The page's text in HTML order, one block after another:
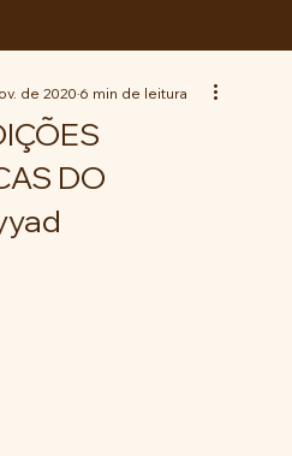
DO
de 20206 min de leitura